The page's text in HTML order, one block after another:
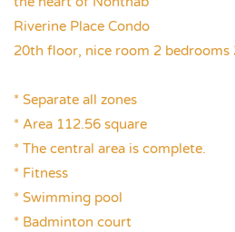
Riverine Place Condo
20th floor, nice room 2 bedrooms
* Separate all zones
* Area 112.56 square
* The central area is complete.
* Fitness
* Swimming pool
* Badminton court